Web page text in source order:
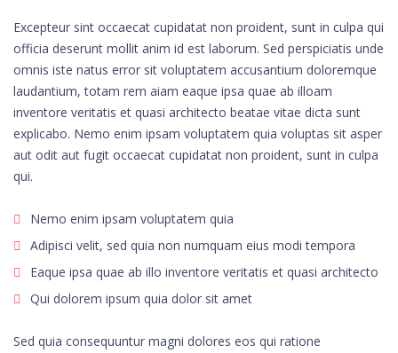
Excepteur sint occaecat cupidatat non proident, sunt in culpa qui
officia deserunt mollit anim id est laborum. Sed perspiciatis unde
omnis iste natus error sit voluptatem accusantium doloremque
laudantium, totam rem aiam eaque ipsa quae ab illoam
inventore veritatis et quasi architecto beatae vitae dicta sunt
explicabo. Nemo enim ipsam voluptatem quia voluptas sit asper
aut odit aut fugit occaecat cupidatat non proident, sunt in culpa
qui.
Nemo enim ipsam voluptatem quia
Adipisci velit, sed quia non numquam eius modi tempora
Eaque ipsa quae ab illo inventore veritatis et quasi architecto
Qui dolorem ipsum quia dolor sit amet
Sed quia consequuntur magni dolores eos qui ratione